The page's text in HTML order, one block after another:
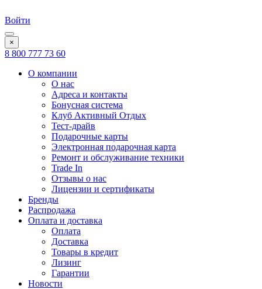
Войти
×
8 800 777 73 60
О компании
О нас
Адреса и контакты
Бонусная система
Клуб Активный Отдых
Тест-драйв
Подарочные карты
Электронная подарочная карта
Ремонт и обслуживание техники
Trade In
Отзывы о нас
Лицензии и сертификаты
Бренды
Распродажа
Оплата и доставка
Оплата
Доставка
Товары в кредит
Лизинг
Гарантии
Новости